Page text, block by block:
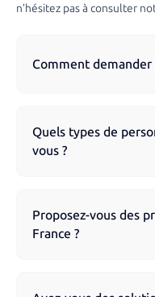
n’hésitez pas à consulter
Comment
Notre équipe vous
garantir un résultat
Quels types de
vous ?
gravure laser, flocage,
Chaque technique est
Proposez-vous des
France ?